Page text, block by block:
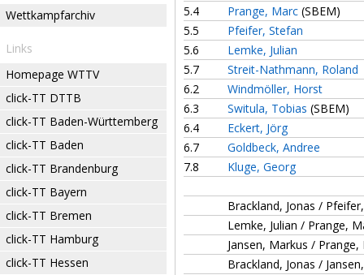
Wettkampfarchiv
Links
Homepage WTTV
click-TT DTTB
click-TT Baden-Württemberg
click-TT Baden
click-TT Brandenburg
click-TT Bayern
click-TT Bremen
click-TT Hamburg
click-TT Hessen
5.4
Prange, Marc (SBEM)
5.5
Pfeifer, Stefan
5.6
Lemke, Julian
5.7
Streit-Nathmann, Roland
6.2
Windmöller, Horst
6.3
Switula, Tobias (SBEM)
6.4
Eckert, Jörg
6.7
Goldbeck, Andree
7.8
Kluge, Georg
Brackland, Jonas /
Lemke, Julian / Prange,
Jansen, Markus / Prange,
Brackland, Jonas /